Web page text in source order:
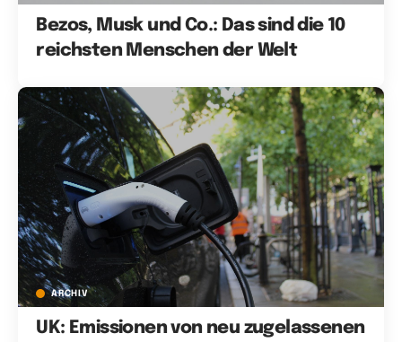
Bezos, Musk und Co.: Das sind die 10
reichsten Menschen der Welt
ARCHIV
UK: Emissionen von neu zugelassenen